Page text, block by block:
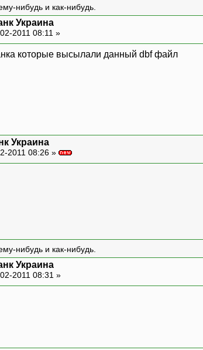
нибудь и как-нибудь.
Украина
2011 08:11 »
которые высылали данный dbf файл
Украина
2011 08:26 »
нибудь и как-нибудь.
Украина
2011 08:31 »